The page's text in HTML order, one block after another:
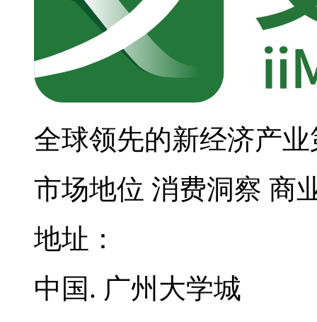
全球领先的新经济产
市场地位 消费洞察 商
地址：
中国. 广州大学城